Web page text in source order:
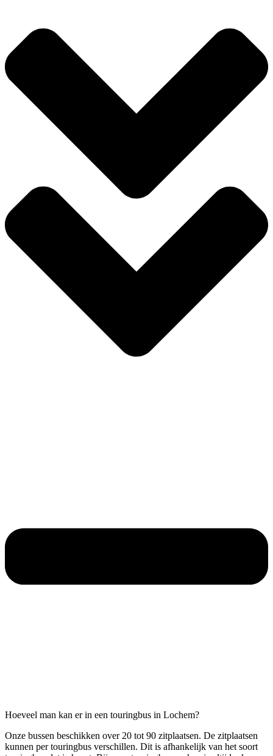
Hoeveel man kan er in een touringbus in Lochem?
Onze bussen beschikken over 20 tot 90 zitplaatsen. De zitplaatsen
kunnen per touringbus verschillen. Dit is afhankelijk van het soort